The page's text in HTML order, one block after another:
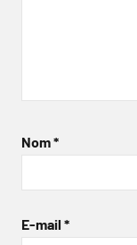
Nom*
E-mail *